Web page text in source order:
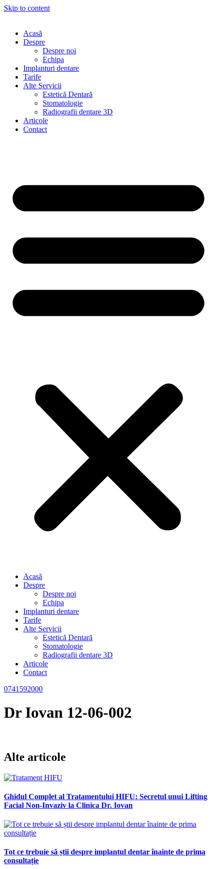
Skip to content
Acasă
Despre
Despre noi
Echipa
Implanturi dentare
Tarife
Alte Servicii
Estetică Dentară
Stomatologie
Radiografii dentare 3D
Articole
Contact
Acasă
Despre
Despre noi
Echipa
Implanturi dentare
Tarife
Alte Servicii
Estetică Dentară
Stomatologie
Radiografii dentare 3D
Articole
Contact
0741592000
Dr Iovan 12-06-002
Alte articole
Ghidul Complet al Tratamentului HIFU: Secretul unui Lifting
Facial Non-Invaziv la Clinica Dr. Iovan
Tot ce trebuie să știi despre implantul dentar înainte de prima
consultație